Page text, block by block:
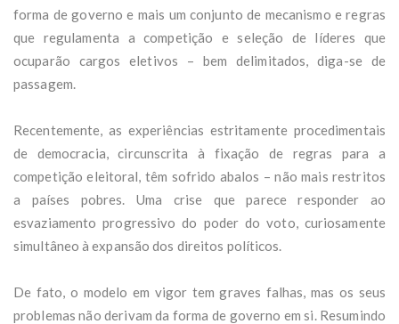
forma de governo e mais um conjunto de mecanismo e regras
que regulamenta a competição e seleção de líderes que
ocuparão cargos eletivos – bem delimitados, diga-se de
passagem.
Recentemente, as experiências estritamente procedimentais
de democracia, circunscrita à fixação de regras para a
competição eleitoral, têm sofrido abalos – não mais restritos
a países pobres. Uma crise que parece responder ao
esvaziamento progressivo do poder do voto, curiosamente
simultâneo à expansão dos direitos políticos.
De fato, o modelo em vigor tem graves falhas, mas os seus
problemas não derivam da forma de governo em si. Resumindo